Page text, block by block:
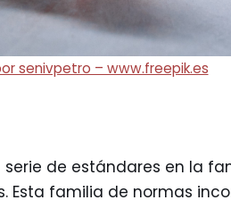
senivpetro – www.freepik.es
serie de estándares en la
Esta familia de normas